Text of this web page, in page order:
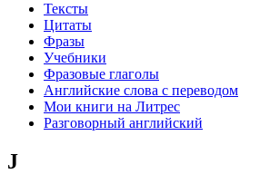
Тексты
Цитаты
Фразы
Учебники
Фразовые глаголы
Английские слова с переводом
Мои книги на Литрес
Разговорный английский
J